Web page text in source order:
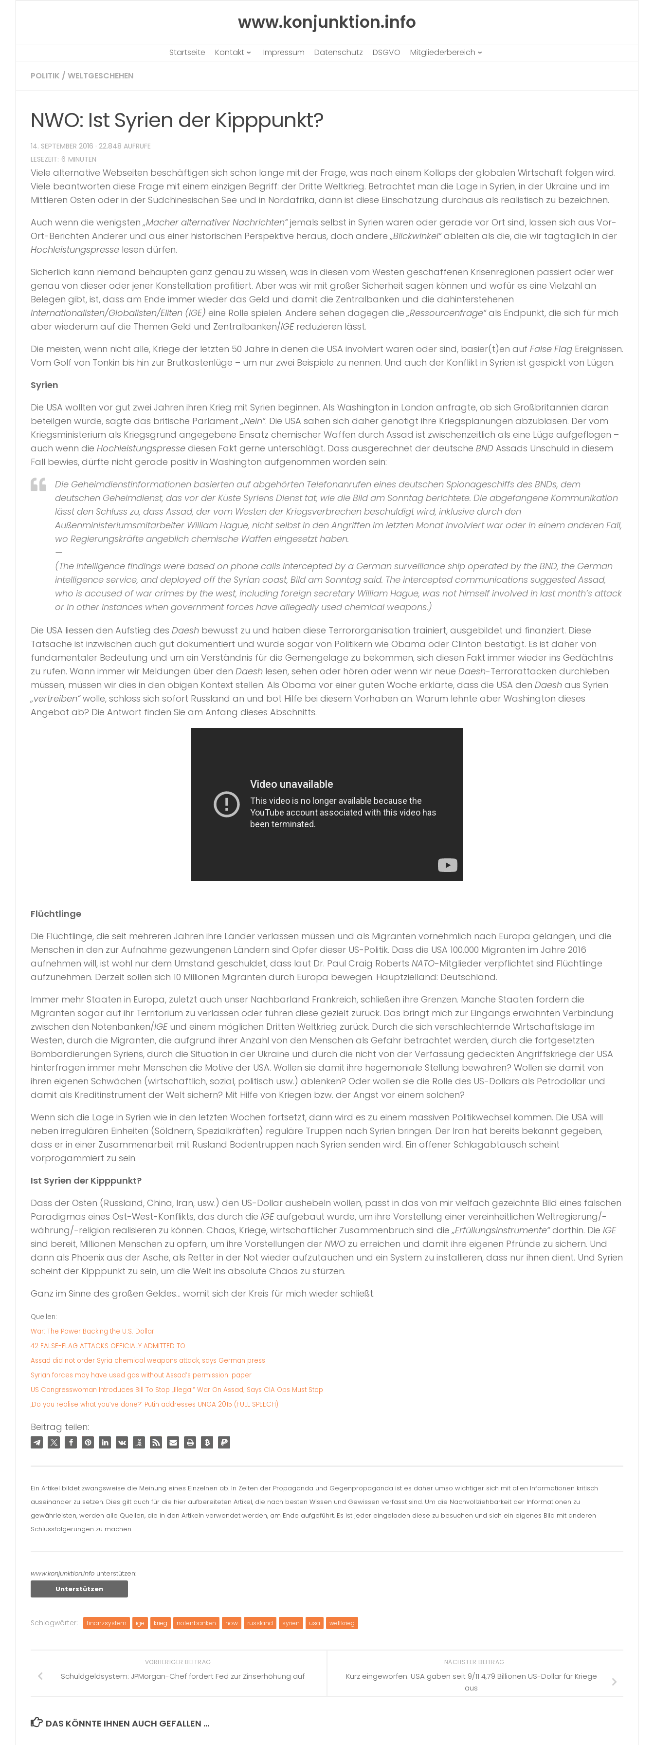
www.konjunktion.info
Startseite Kontakt Impressum Datenschutz DSGVO Mitgliederbereich
POLITIK / WELTGESCHEHEN
NWO: Ist Syrien der Kipppunkt?
14. SEPTEMBER 2016 · 22.848 AUFRUFE
Viele alternative Webseiten beschäftigen sich schon lange mit der Frage, was nach einem Kollaps der globalen Wirtschaft folgen wird.
Viele beantworten diese Frage mit einem einzigen Begriff: der Dritte Weltkrieg. Betrachtet man die Lage in Syrien, in der Ukraine und im
Mittleren Osten oder in der Südchinesischen See und in Nordafrika, dann ist diese Einschätzung durchaus als realistisch zu bezeichnen.
Auch wenn die wenigsten„Macher alternativer Nachrichten“jemals selbst in Syrien waren oder gerade vor Ort sind, lassen sich aus Vor-
Ort-Berichten Anderer und aus einer historischen Perspektive heraus, doch andere„Blickwinkel“ableiten als die, die wir tagtäglich in der
Hochleistungspresse lesen dürfen.
Sicherlich kann niemand behaupten ganz genau zu wissen, was in diesen vom Westen geschaffenen Krisenregionen passiert oder wer
genau von dieser oder jener Konstellation profitiert. Aber was wir mit großer Sicherheit sagen können und wofür es eine Vielzahl an
Belegen gibt, ist, dass am Ende immer wieder das Geld und damit die Zentralbanken und die dahinterstehenen
Internationalisten/Globalisten/Eliten (IGE) eine Rolle spielen. Andere sehen dagegen die„Ressourcenfrage“als Endpunkt, die sich für mich
aber wiederum auf die Themen Geld und Zentralbanken/IGEreduzieren lässt.
Die meisten, wenn nicht alle, Kriege der letzten 50 Jahre in denen die USA involviert waren oder sind, basier(t)en auf False Flag Ereignissen.
Vom Golf von Tonkin bis hin zur Brutkastenlüge – um nur zwei Beispiele zu nennen. Und auch der Konflikt in Syrien ist gespickt von Lügen.
Syrien
Die USA wollten vor gut zwei Jahren ihren Krieg mit Syrien beginnen. Als Washington in London anfragte, ob sich Großbritannien daran
beteilgen würde, sagte das britische Parlament„Nein“. Die USA sahen sich daher genötigt ihre Kriegsplanungen abzublasen. Der vom
Kriegsministerium als Kriegsgrund angegebene Einsatz chemischer Waffen durch Assad ist zwischenzeitlich als eine Lüge aufgeflogen –
auch wenn die Hochleistungspresse diesen Fakt gerne unterschlägt. Dass ausgerechnet der deutsche BND Assads Unschuld in diesem
Fall bewies, dürfte nicht gerade positiv in Washington aufgenommen worden sein:
Die Geheimdienstinformationen basierten auf abgehörten Telefonanrufen eines deutschen Spionageschiffs des BNDs, dem
deutschen Geheimdienst, das vor der Küste Syriens Dienst tat, wie die Bild am Sonntag berichtete. Die abgefangene Kommunikation
lässt den Schluss zu, dass Assad, der vom Westen der Kriegsverbrechen beschuldigt wird, inklusive durch den
Außenministeriumsmitarbeiter William Hague, nicht selbst in den Angriffen im letzten Monat involviert war oder in einem anderen Fall,
wo Regierungskräfte angeblich chemische Waffen eingesetzt haben.
—
(The intelligence findings were based on phone calls intercepted by a German surveillance ship operated by the BND, the German
intelligence service, and deployed off the Syrian coast, Bild am Sonntag said. The intercepted communications suggested Assad,
who is accused of war crimes by the west, including foreign secretary William Hague, was not himself involved in last month’s attack
or in other instances when government forces have allegedly used chemical weapons.)
Die USA liessen den Aufstieg des Daesh bewusst zu und haben diese Terrororganisation trainiert, ausgebildet und finanziert. Diese
Tatsache ist inzwischen auch gut dokumentiert und wurde sogar von Politikern wie Obama oder Clinton bestätigt. Es ist daher von
fundamentaler Bedeutung und um ein Verständnis für die Gemengelage zu bekommen, sich diesen Fakt immer wieder ins Gedächtnis
zu rufen. Wann immer wir Meldungen über den Daesh lesen, sehen oder hören oder wenn wir neue Daesh-Terrorattacken durchleben
müssen, müssen wir dies in den obigen Kontext stellen. Als Obama vor einer guten Woche erklärte, dass die USA den Daesh aus Syrien
„vertreiben“wolle, schloss sich sofort Russland an und bot Hilfe bei diesem Vorhaben an. Warum lehnte aber Washington dieses
Angebot ab? Die Antwort finden Sie am Anfang dieses Abschnitts.
Flüchtlinge
Die Flüchtlinge, die seit mehreren Jahren ihre Länder verlassen müssen und als Migranten vornehmlich nach Europa gelangen, und die
Menschen in den zur Aufnahme gezwungenen Ländern sind Opfer dieser US-Politik. Dass die USA 100.000 Migranten im Jahre 2016
aufnehmen will, ist wohl nur dem Umstand geschuldet, dass laut Dr. Paul Craig Roberts NATO-Mitglieder verpflichtet sind Flüchtlinge
aufzunehmen. Derzeit sollen sich 10 Millionen Migranten durch Europa bewegen. Hauptzielland: Deutschland.
Immer mehr Staaten in Europa, zuletzt auch unser Nachbarland Frankreich, schließen ihre Grenzen. Manche Staaten fordern die
Migranten sogar auf ihr Territorium zu verlassen oder führen diese gezielt zurück. Das bringt mich zur Eingangs erwähnten Verbindung
zwischen den Notenbanken/IGEund einem möglichen Dritten Weltkrieg zurück. Durch die sich verschlechternde Wirtschaftslage im
Westen, durch die Migranten, die aufgrund ihrer Anzahl von den Menschen als Gefahr betrachtet werden, durch die fortgesetzten
Bombardierungen Syriens, durch die Situation in der Ukraine und durch die nicht von der Verfassung gedeckten Angriffskriege der USA
hinterfragen immer mehr Menschen die Motive der USA. Wollen sie damit ihre hegemoniale Stellung bewahren? Wollen sie damit von
ihren eigenen Schwächen (wirtschaftlich, sozial, politisch usw.) ablenken? Oder wollen sie die Rolle des US-Dollars als Petrodollar und
damit als Kreditinstrument der Welt sichern? Mit Hilfe von Kriegen bzw. der Angst vor einem solchen?
Wenn sich die Lage in Syrien wie in den letzten Wochen fortsetzt, dann wird es zu einem massiven Politikwechsel kommen. Die USA will
neben irregulären Einheiten (Söldnern, Spezialkräften) reguläre Truppen nach Syrien bringen. Der Iran hat bereits bekannt gegeben,
dass er in einer Zusammenarbeit mit Rusland Bodentruppen nach Syrien senden wird. Ein offener Schlagabtausch scheint
vorprogammiert zu sein.
Ist Syrien der Kipppunkt?
Dass der Osten (Russland, China, Iran, usw.) den US-Dollar aushebeln wollen, passt in das von mir vielfach gezeichnte Bild eines falschen
Paradigmas eines Ost-West-Konflikts, das durch die IGEaufgebaut wurde, um ihre Vorstellung einer vereinheitlichen Weltregierung/-
währung/-religion realisieren zu können. Chaos, Kriege, wirtschaftlicher Zusammenbruch sind die„Erfüllungsinstrumente“dorthin. Die IGE
sind bereit, Millionen Menschen zu opfern, um ihre Vorstellungen der NWO zu erreichen und damit ihre eigenen Pfründe zu sichern. Und
dann als Phoenix aus der Asche, als Retter in der Not wieder aufzutauchen und ein System zu installieren, dass nur ihnen dient. Und Syrien
scheint der Kipppunkt zu sein, um die Welt ins absolute Chaos zu stürzen.
Ganz im Sinne des großen Geldes… womit sich der Kreis für mich wieder schließt.
Quellen:
War: The Power Backing the U.S. Dollar
42 FALSE-FLAG ATTACKS OFFICIALY ADMITTED TO
Assad did not order Syria chemical weapons attack, says German press
Syrian forces may have used gas without Assad’s permission: paper
US Congresswoman Introduces Bill To Stop „Illegal“ War On Assad; Says CIA Ops Must Stop
‚Do you realise what you’ve done?‘ Putin addresses UNGA 2015 (FULL SPEECH)
Beitrag teilen:
Ein Artikel bildet zwangsweise die Meinung eines Einzelnen ab. In Zeiten der Propaganda und Gegenpropaganda ist es daher umso wichtiger sich mit allen Informationen kritisch
auseinander zu setzen. Dies gilt auch für die hier aufbereiteten Artikel, die nach besten Wissen und Gewissen verfasst sind. Um die Nachvollziehbarkeit der Informationen zu
gewährleisten, werden alle Quellen, die in den Artikeln verwendet werden, am Ende aufgeführt. Es ist jeder eingeladen diese zu besuchen und sich ein eigenes Bild mit anderen
Schlussfolgerungen zu machen.
www.konjunktion.info unterstützen:
Unterstützen
Schlagwörter: finanzsystem ige krieg notenbanken now russland syrien usa weltkrieg
NÄCHSTER BEITRAG
Kurz eingeworfen: USA gaben seit 9/11 4,79 Billionen US-Dollar für Kriege
aus
VORHERIGER BEITRAG
Schuldgeldsystem: JPMorgan-Chef fordert Fed zur Zinserhöhung auf
DAS KÖNNTE IHNEN AUCH GEFALLEN …